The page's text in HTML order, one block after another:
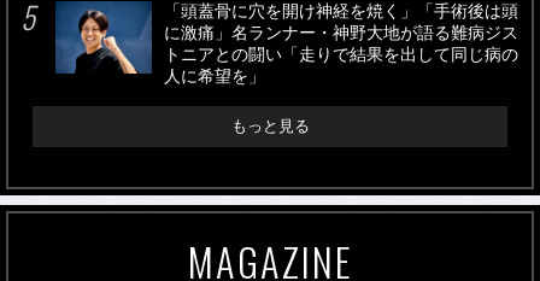
「頭蓋骨に穴を開け神経を焼く」「手術後は頭
に激痛」名ランナー・神野大地が語る難病ジス
トニアとの闘い「走りで結果を出して同じ病の
人に希望を」
もっと見る
MAGAZINE